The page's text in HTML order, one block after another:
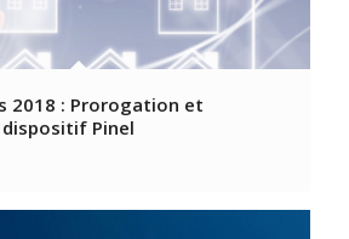
2018 : Prorogation et
Pinel